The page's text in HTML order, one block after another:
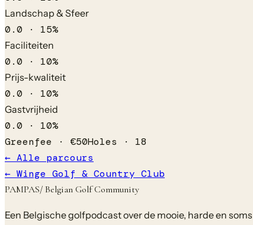
Landschap & Sfeer
0.0 · 15%
Faciliteiten
0.0 · 10%
Prijs-kwaliteit
0.0 · 10%
Gastvrijheid
0.0 · 10%
Greenfee · €50Holes · 18
← Alle parcours
← Winge Golf & Country Club
PAMPAS/ Belgian Golf Community
Een Belgische golfpodcast over de mooie, harde en